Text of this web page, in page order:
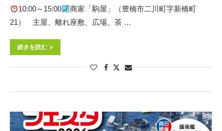
10:00～15:00
商家「駒屋」（豊橋市二川町字新橋町
21） 主屋、離れ座敷、広場、茶 …
続きを読む